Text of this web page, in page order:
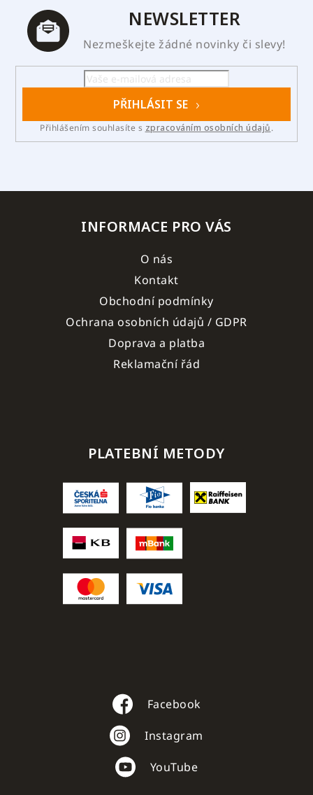
NEWSLETTER
Nezmeškejte žádné novinky či slevy!
PŘIHLÁSIT SE
Přihlášením souhlasíte s zpracováním osobních údajů.
INFORMACE PRO VÁS
O nás
Kontakt
Obchodní podmínky
Ochrana osobních údajů / GDPR
Doprava a platba
Reklamační řád
PLATEBNÍ METODY
Facebook
Instagram
YouTube